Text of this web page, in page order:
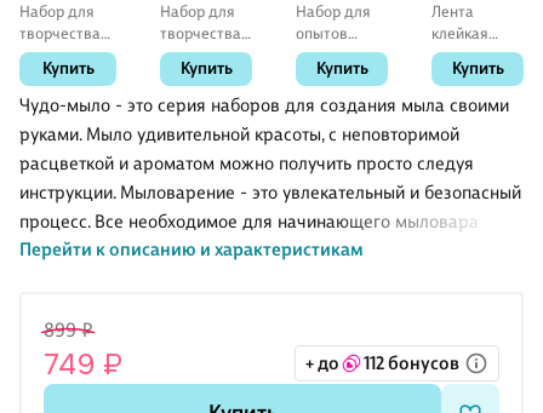
Чудо-мыло - это серия наборов для создания мыла своими
руками. Мыло удивительной красоты, с неповторимой
расцветкой и ароматом можно получить просто следуя
инструкции. Мыловарение - это увлекательный и безопасный
процесс. Все необходимое для начинающего мыловара
находится в наборе. Насладитесь творчеством и создайте
Перейти к описанию и характеристикам
Набор для
творчества
Каррас
Детский
набор для
приготовления
парфюма
"Юный
Парфюмер.
GIRL`S
DREAM"
Купить
Набор для
творчества
Каррас
Детский
набор для
приготовления
парфюма
"Юный
Парфюмер.
BE HAPPY"
Купить
Набор для
опытов
"Чудо
бомбочки.
Животный
Купить
Лента
клейкая
двусторонняя
прозрачная
"Нано",
ширина 20
мм, толщина
1мм
Купить
899 ₽
749 ₽ + до 112 бонусов